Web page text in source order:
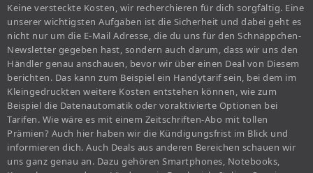
Keine versteckte Kosten, wir recherchieren für dich sorgfältig. Eine
unserer wichtigsten Aufgaben ist die Sicherheit und dabei geht es
nicht nur um die E-Mail Adresse, die du uns für den Schnäppchen-
Newsletter gegeben hast, sondern auch darum, dass wir uns den
Händler genau anschauen, bevor wir über einen Deal von Diesem
berichten. Das kann zum Beispiel ein Handytarif sein, bei dem im
Kleingedruckten weitere Kosten entstehen können, wie zum
Beispiel die Datenautomatik oder voraktivierte Optionen bei
Tarifen. Wie wäre es mit einem Zeitschriften-Abo mit tollen
Prämien? Auch hier haben wir die Kündigungsfrist im Blick und
informieren dich. Auch Deals aus anderen Bereichen schauen wir
uns ganz genau an. Dazu gehören Smartphones, Notebooks,